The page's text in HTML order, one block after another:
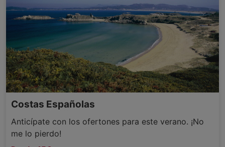
Costas Españolas
Anticípate con los ofertones para este verano. ¡No
me lo pierdo!